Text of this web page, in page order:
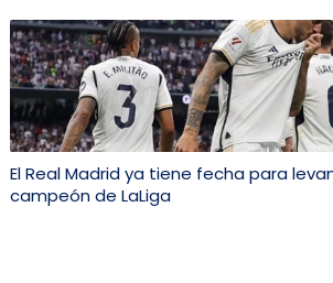
El Real Madrid ya tiene fecha para
campeón de LaLiga